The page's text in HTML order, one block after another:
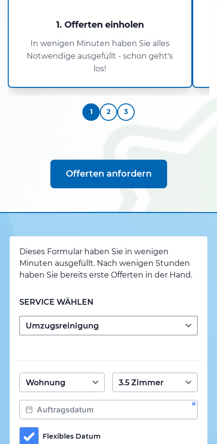
1. Offerten einholen
In wenigen Minuten haben Sie alles
Notwendige ausgefüllt - schon geht's
los!
1 2 3
Offerten anfordern
Dieses Formular haben Sie in wenigen
Minuten ausgefüllt. Nach wenigen Stunden
haben Sie bereits erste Offerten in der Hand.
SERVICE WÄHLEN
Flexibles Datum